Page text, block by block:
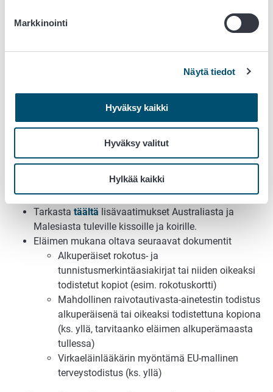
Markkinointi
Näytä tiedot
Hyväksy kaikki
Hyväksy valitut
Hylkää kaikki
terveystodistuksesta ja muista dokumenteista lähetetään
hyvissä ajoin
Vaatimukset eläimen lähtöpaikkalle:
Lähtöpaikkaan ei saa kohdistua
määräyksiä
Lähtöpaikalla tulee olla osoite
Tarkastayleiset tuontiehdot
Tarkasta täältä lisävaatimukset Australiasta ja
Malesiasta tuleville kissoille ja koirille.
Eläimen mukana oltava seuraavat dokumentit
Alkuperäiset rokotus- ja
tunnistusmerkintäasiakirjat tai niiden oikeaksi
todistetut kopiot (esim. rokotuskortti)
Mahdollinen raivotautivasta-ainetestin todistus
alkuperäisenä tai oikeaksi todistettuna kopiona
(ks. yllä, tarvitaanko eläimen alkuperämaasta
tullessa)
Virkaeläinlääkärin myöntämä EU-mallinen
terveystodistus (ks. yllä)